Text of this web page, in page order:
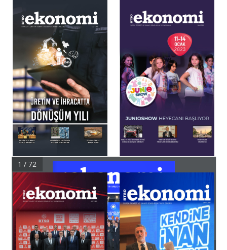
BURSA TİCARET VE SANAYİ ODASI AYLIK YAYIN ORGANI
1 / 72